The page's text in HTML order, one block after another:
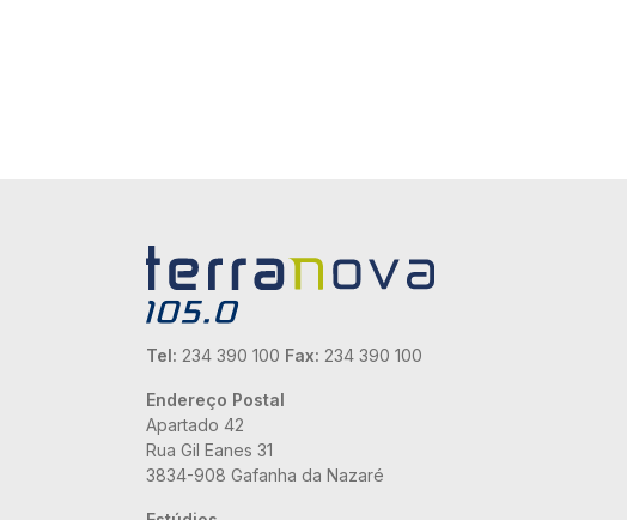
Tel: 234 390 100 Fax: 234 390 100
Endereço Postal
Apartado 42
Rua Gil Eanes 31
3834-908 Gafanha da Nazaré